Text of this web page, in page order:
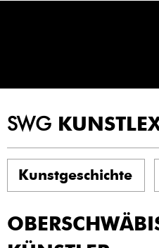
SWG
Kunstgeschichte